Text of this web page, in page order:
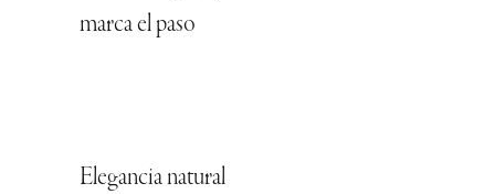
marca el paso
Elegancia natural